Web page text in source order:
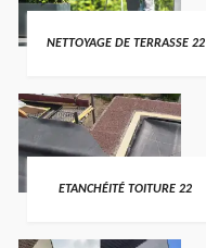
NETTOYAGE DE TERRASSE 22
ETANCHÉITÉ TOITURE 22